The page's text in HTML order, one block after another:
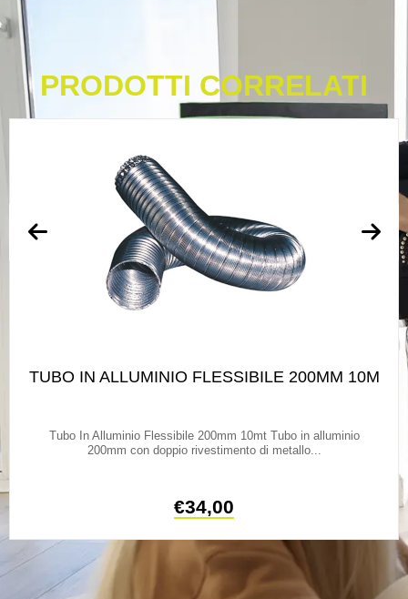
PRODOTTI CORRELATI
TUBO IN ALLUMINIO FLESSIBILE 200MM 10M
Tubo In Alluminio Flessibile 200mm 10mt Tubo in alluminio
200mm con doppio rivestimento di metallo...
€34,00